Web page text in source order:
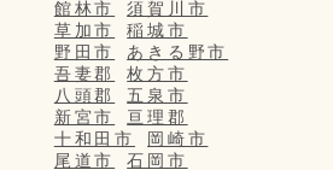
館林市
須賀川市
草加市
稲城市
野田市
あきる野市
吾妻郡
枚方市
八頭郡
五泉市
新宮市
亘理郡
十和田市
岡崎市
尾道市
石岡市